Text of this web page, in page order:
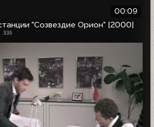
00:09
"Созвездие Орион" [2000]
335